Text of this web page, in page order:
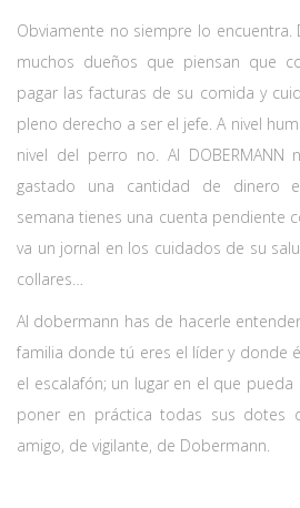
Obviamente no siempre lo encuentra.
muchos dueños que piensan que
pagar las facturas de su comida y
pleno derecho a ser el jefe. A nivel
nivel del perro no. Al
gastado una cantidad de dinero
semana tienes una cuenta pendiente
va un jornal en los cuidados de su
collares…
Al dobermann has de hacerle
familia donde tú eres el líder y donde
el escalafón; un lugar en el que
poner en práctica todas sus dotes
amigo, de vigilante, de Dobermann.